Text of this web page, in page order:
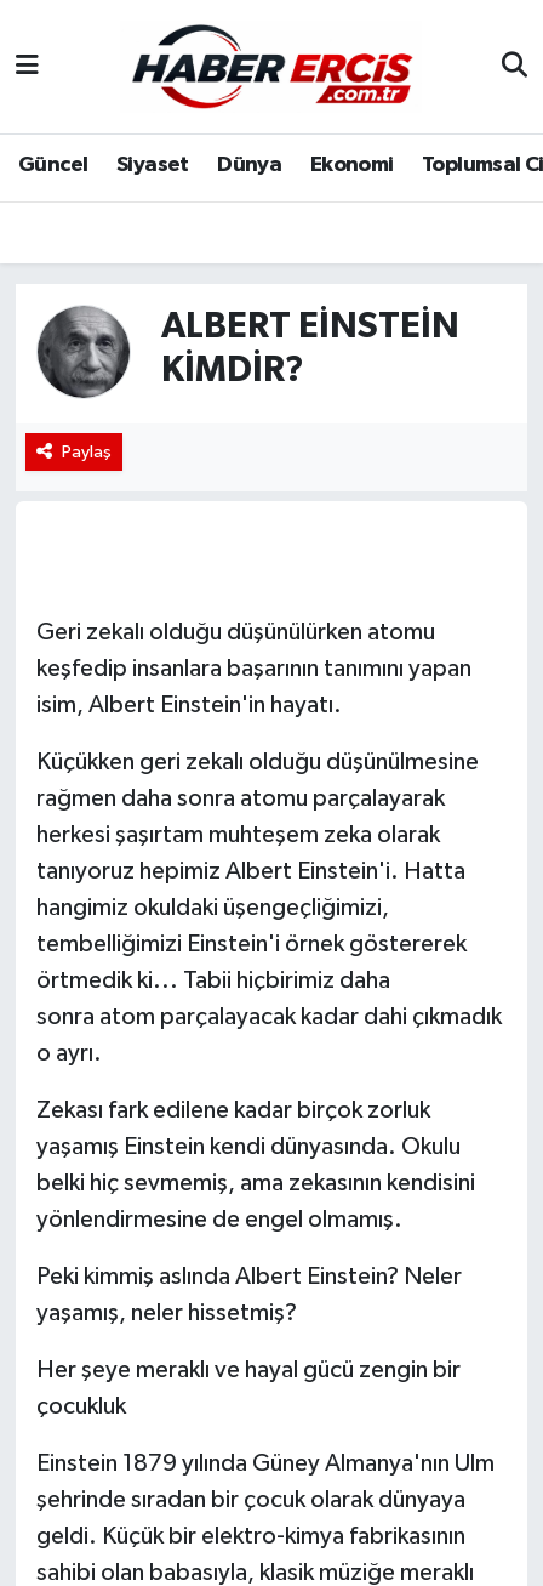
Güncel Siyaset Dünya Ekonomi Toplumsal
ALBERT EINSTEIN
KIMDIR?
Paylaş
Geri zekalı olduğu düşünülürken atomu
keşfedip insanlara başarının tanımını yapan
isim, Albert Einstein'in hayatı.
Küçükken geri zekalı olduğu düşünülmesine
rağmen daha sonra atomu parçalayarak
herkesi şaşırtam muhteşem zeka olarak
tanıyoruz hepimiz Albert Einstein'i. Hatta
hangimiz okuldaki üşengeçliğimizi,
tembelliğimizi Einstein'i örnek göstererek
örtmedik ki... Tabii hiçbirimiz daha
sonra atom parçalayacak kadar dahi çıkmadık
o ayrı.
Zekası fark edilene kadar birçok zorluk
yaşamış Einstein kendi dünyasında. Okulu
belki hiç sevmemiş, ama zekasının kendisini
yönlendirmesine de engel olmamış.
Peki kimmiş aslında Albert Einstein? Neler
yaşamış, neler hissetmiş?
Her şeye meraklı ve hayal gücü zengin bir
çocukluk
Einstein 1879 yılında Güney Almanya'nın Ulm
şehrinde sıradan bir çocuk olarak dünyaya
geldi. Küçük bir elektro-kimya fabrikasının
sahibi olan babasıyla, klasik müziğe meraklı